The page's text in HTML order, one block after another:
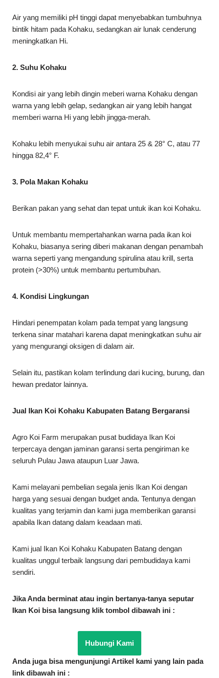
Air yang memiliki pH tinggi dapat menyebabkan tumbuhnya
bintik hitam pada Kohaku, sedangkan air lunak cenderung
meningkatkan Hi.
2. Suhu Kohaku
Kondisi air yang lebih dingin meberi warna Kohaku dengan
warna yang lebih gelap, sedangkan air yang lebih hangat
memberi warna Hi yang lebih jingga-merah.
Kohaku lebih menyukai suhu air antara 25 & 28° C, atau 77
hingga 82,4° F.
3. Pola Makan Kohaku
Berikan pakan yang sehat dan tepat untuk ikan koi Kohaku.
Untuk membantu mempertahankan warna pada ikan koi
Kohaku, biasanya sering diberi makanan dengan penambah
warna seperti yang mengandung spirulina atau krill, serta
protein (>30%) untuk membantu pertumbuhan.
4. Kondisi Lingkungan
Hindari penempatan kolam pada tempat yang langsung
terkena sinar matahari karena dapat meningkatkan suhu air
yang mengurangi oksigen di dalam air.
Selain itu, pastikan kolam terlindung dari kucing, burung, dan
hewan predator lainnya.
Jual Ikan Koi Kohaku Kabupaten Batang Bergaransi
Agro Koi Farm merupakan pusat budidaya Ikan Koi
terpercaya dengan jaminan garansi serta pengiriman ke
seluruh Pulau Jawa ataupun Luar Jawa.
Kami melayani pembelian segala jenis Ikan Koi dengan
harga yang sesuai dengan budget anda. Tentunya dengan
kualitas yang terjamin dan kami juga memberikan garansi
apabila Ikan datang dalam keadaan mati.
Kami jual Ikan Koi Kohaku Kabupaten Batang dengan
kualitas unggul terbaik langsung dari pembudidaya kami
sendiri.
Jika Anda berminat atau ingin bertanya-tanya seputar
Ikan Koi bisa langsung klik tombol dibawah ini :
Hubungi Kami
Anda juga bisa mengunjungi Artikel kami yang lain pada
link dibawah ini :